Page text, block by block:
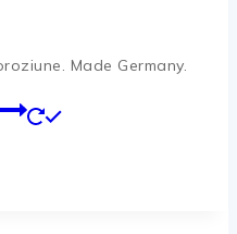
Made Germany.